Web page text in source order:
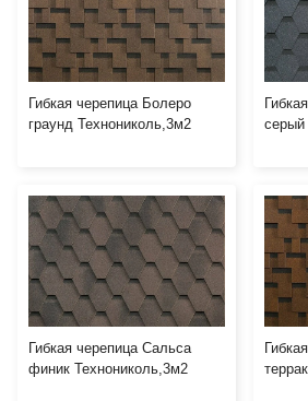
Гибкая черепица Болеро
граунд Технониколь,3м2
серый
Гибкая черепица Сальса
финик Технониколь,3м2